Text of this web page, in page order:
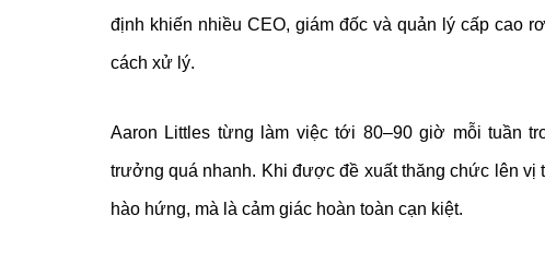
định khiến nhiều CEO, giám đốc và quản lý cấp cao
cách xử lý.
Aaron Littles từng làm việc tới 80–90 giờ mỗi tuần
trưởng quá nhanh. Khi được đề xuất thăng chức lên
hào hứng, mà là cảm giác hoàn toàn cạn kiệt.